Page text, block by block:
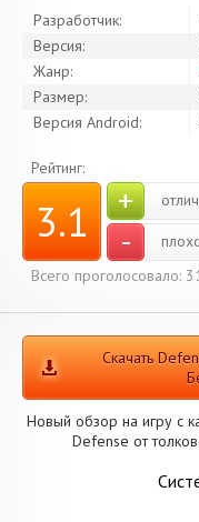
Разработчик:
Версия:
Жанр:
Размер:
Версия Android:
Рейтинг:
3.1 +
-
Всего проголосовало:
Скачать
Новый обзор на игру с
Defense от